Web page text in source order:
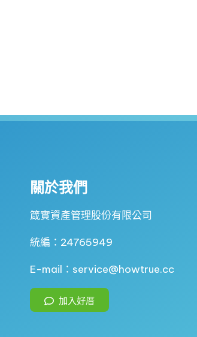
關於我們
箴實資產管理股份有限公司
統編：24765949
E-mail：service@howtrue.cc
加入好厝